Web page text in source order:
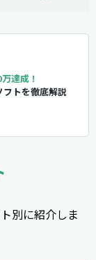
達成！
トを徹底解説
別に紹介しま